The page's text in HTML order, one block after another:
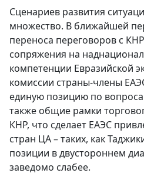
Сценариев развития
множество. В ближайшей
переноса переговоров с
сопряжения на
компетенции Евразийской
комиссии страны-члены
единую позицию по
также общие рамки
КНР, что сделает ЕАЭС
стран ЦА – таких, как
позиции в двустороннем
заведомо слабее.